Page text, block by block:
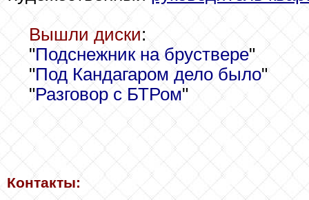
Вышли диски:
"Подснежник на бруствере"
"Под Кандагаром дело было"
"Разговор с БТРом"
Контакты: